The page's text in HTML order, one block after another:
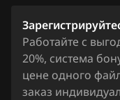
Brilliance
BYD
Cadillac
Работайте с
20%, система
цене одного
заказ